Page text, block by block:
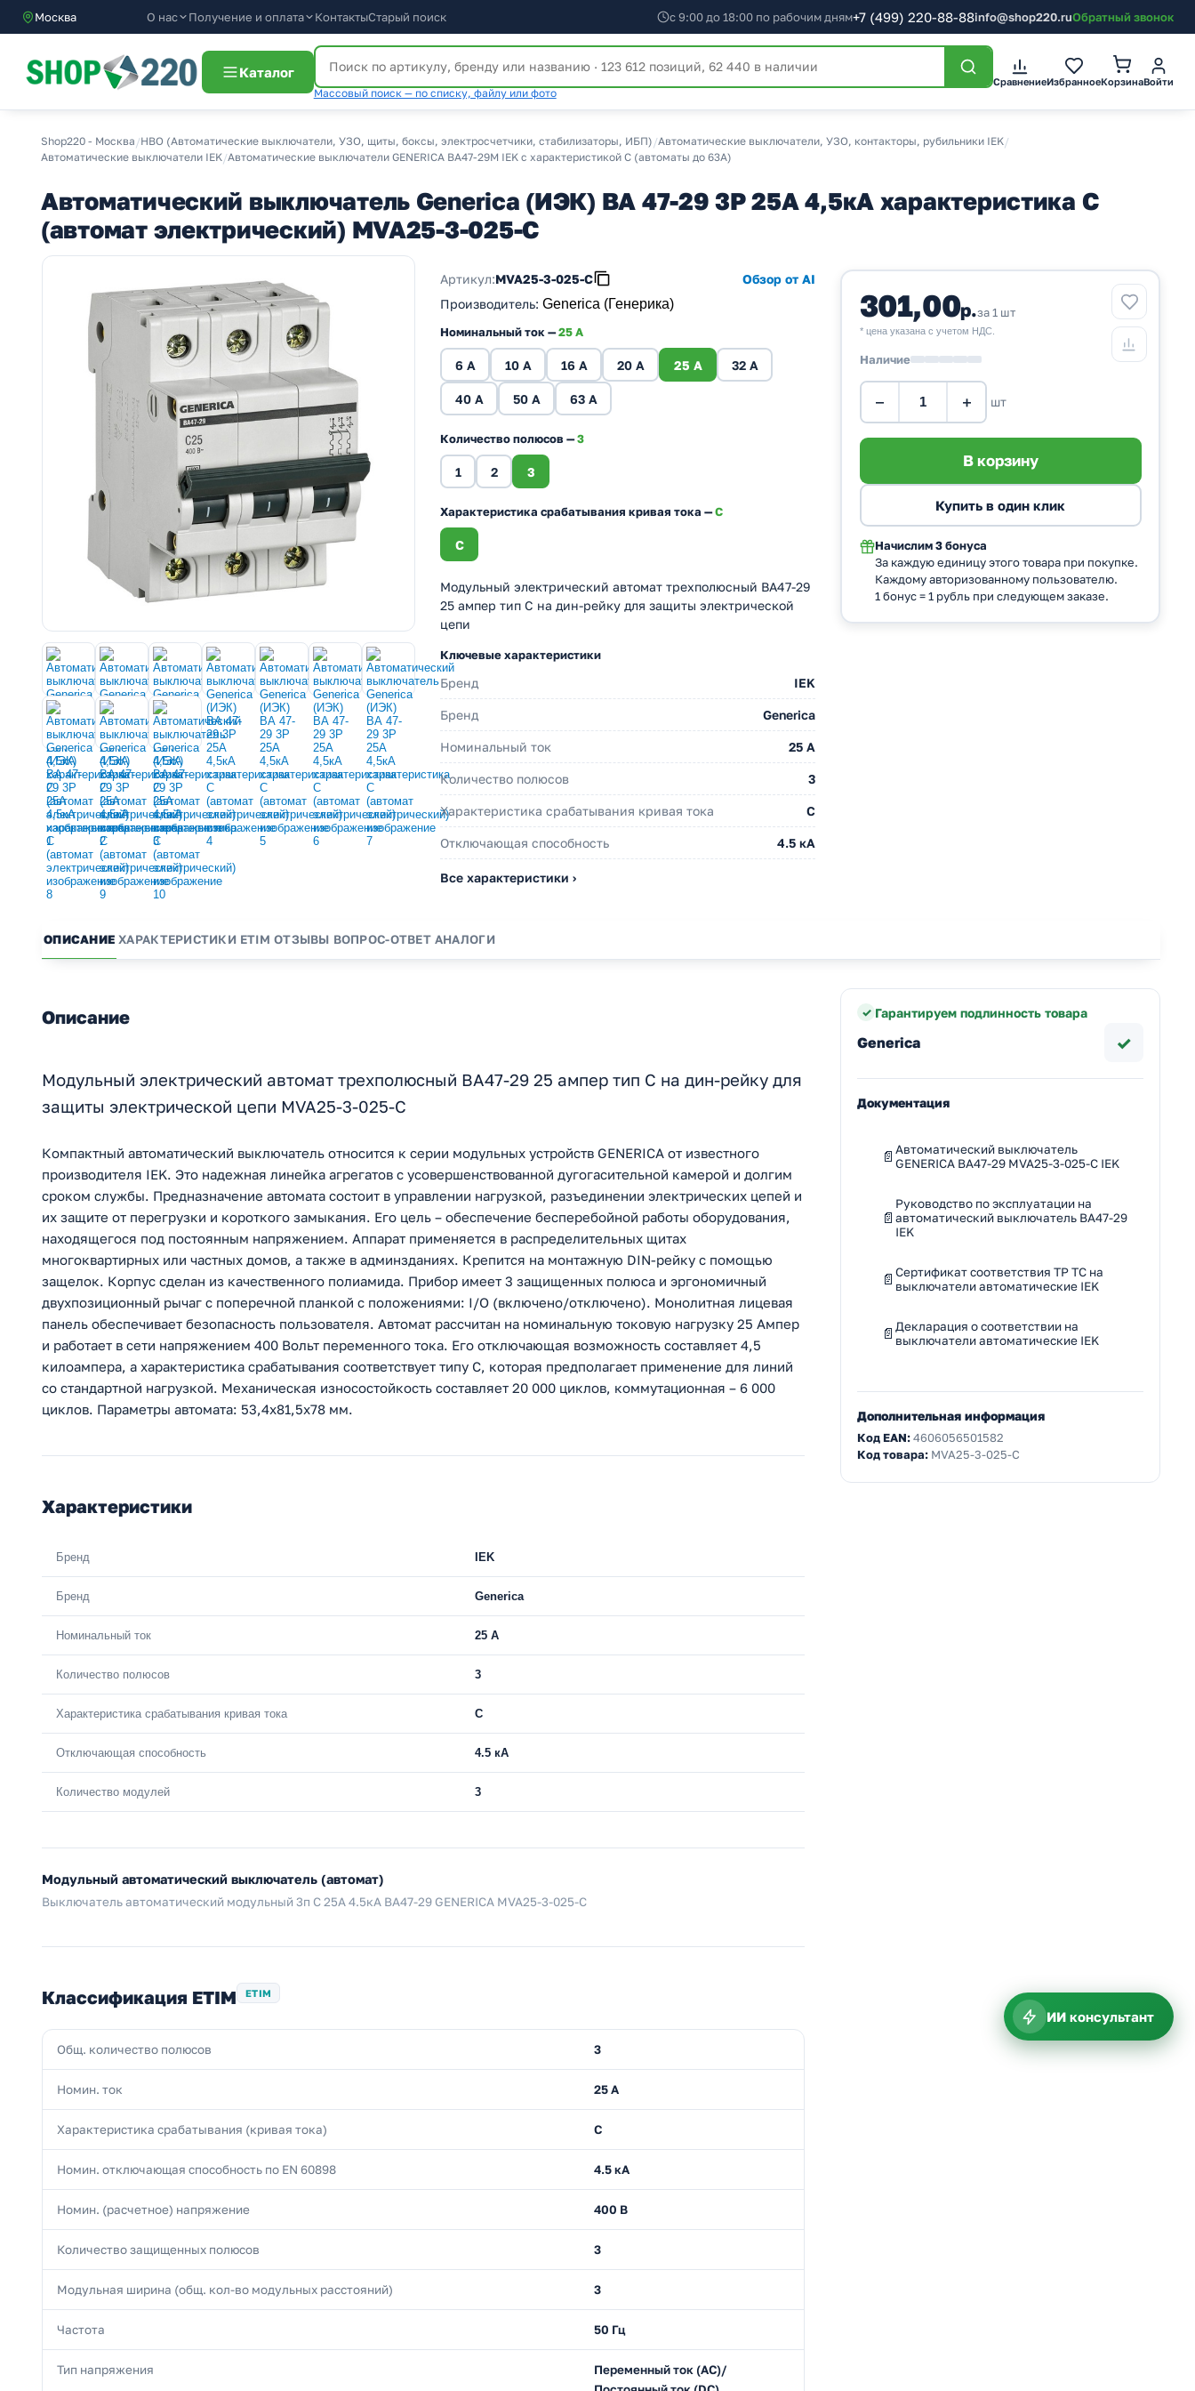
Москва О нас Получение и оплата КонтактыСтарый поиск с 9:00 до 18:00 по рабочим дням+7 (499) 220-88-88info@shop220.ruОбратный звонок
Каталог
Массовый поиск — по списку, файлу или фото
СравнениеИзбранноеКорзинаВойти
Shop220 - Москва /НВО (Автоматические выключатели, УЗО, щиты, боксы, электросчетчики, стабилизаторы, ИБП) /Автоматические выключатели, УЗО, контакторы, рубильники IEK/
Автоматические выключатели IEK/Автоматические выключатели GENERICA ВА47-29М IEK с характеристикой C (автоматы до 63A)
Автоматический выключатель Generica (ИЭК) ВА 47-29 3Р 25А 4,5кА характеристика С
(автомат электрический) MVA25-3-025-C
Артикул:MVA25-3-025-C
Обзор от AI
Производитель: Generica (Генерика)
Номинальный ток —25 A
6 A 10 A 16 A 20 A 25 A 32 A
40 A 50 A 63 A
Количество полюсов —3
1 2 3
Характеристика срабатывания кривая тока —C
C
Модульный электрический автомат трехполюсный ВА47-29
25 ампер тип С на дин-рейку для защиты электрической
цепи
Ключевые характеристики
Бренд IEK
Бренд Generica
Номинальный ток 25 A
Количество полюсов 3
Характеристика срабатывания кривая тока C
Отключающая способность 4.5 кА
Все характеристики ›
301,00р.за 1 шт
* цена указана с учетом НДС.
Наличие
− + шт
Начислим 3 бонуса
За каждую единицу этого товара при покупке.
Каждому авторизованному пользователю.
1 бонус = 1 рубль при следующем заказе.
ОПИСАНИЕ ХАРАКТЕРИСТИКИ ETIM ОТЗЫВЫ ВОПРОС-ОТВЕТ АНАЛОГИ
Описание
Модульный электрический автомат трехполюсный ВА47-29 25 ампер тип С на дин-рейку для
защиты электрической цепи MVA25-3-025-C
Компактный автоматический выключатель относится к серии модульных устройств GENERICA от известного
производителя IEK. Это надежная линейка агрегатов с усовершенствованной дугогасительной камерой и долгим
сроком службы. Предназначение автомата состоит в управлении нагрузкой, разъединении электрических цепей и
их защите от перегрузки и короткого замыкания. Его цель – обеспечение бесперебойной работы оборудования,
находящегося под постоянным напряжением. Аппарат применяется в распределительных щитах
многоквартирных или частных домов, а также в админзданиях. Крепится на монтажную DIN-рейку с помощью
защелок. Корпус сделан из качественного полиамида. Прибор имеет 3 защищенных полюса и эргономичный
двухпозиционный рычаг с поперечной планкой с положениями: I/O (включено/отключено). Монолитная лицевая
панель обеспечивает безопасность пользователя. Автомат рассчитан на номинальную токовую нагрузку 25 Ампер
и работает в сети напряжением 400 Вольт переменного тока. Его отключающая возможность составляет 4,5
килоампера, а характеристика срабатывания соответствует типу С, которая предполагает применение для линий
со стандартной нагрузкой. Механическая износостойкость составляет 20 000 циклов, коммутационная – 6 000
циклов. Параметры автомата: 53,4х81,5х78 мм.
Характеристики
Бренд IEK
Бренд Generica
Номинальный ток 25 A
Количество полюсов 3
Характеристика срабатывания кривая тока C
Отключающая способность 4.5 кА
Количество модулей 3
Модульный автоматический выключатель (автомат)
Выключатель автоматический модульный 3п C 25А 4.5кА ВА47-29 GENERICA MVA25-3-025-C
Классификация ETIM ETIM
Общ. количество полюсов 3
Номин. ток 25 А
Характеристика срабатывания (кривая тока) C
Номин. отключающая способность по EN 60898 4.5 кА
Номин. (расчетное) напряжение 400 В
Количество защищенных полюсов 3
Модульная ширина (общ. кол-во модульных расстояний) 3
Частота 50 Гц
Тип напряжения
Переменный ток (AC)/
Гарантируем подлинность товара
Generica ✓
Документация
Автоматический выключатель
GENERICA ВА47-29 MVA25-3-025-C IEK
Руководство по эксплуатации на
автоматический выключатель ВА47-29
IEK
Сертификат соответствия ТР ТС на
выключатели автоматические IEK
Декларация о соответствии на
выключатели автоматические IEK
Дополнительная информация
Код EAN:4606056501582
Код товара: MVA25-3-025-C
ИИ консультант